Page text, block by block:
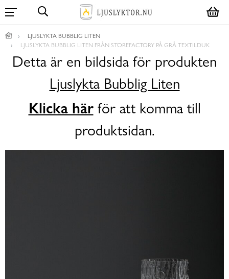
LJUSLYKTA BUBBLIG LITEN
LJUSLYKTA BUBBLIG LITEN FRÅN STOREFACTORY PÅ GRÅ TEXTILDUK
Detta är en bildsida för produkten
Ljuslykta Bubblig Liten
Klicka härför att komma till
produktsidan.